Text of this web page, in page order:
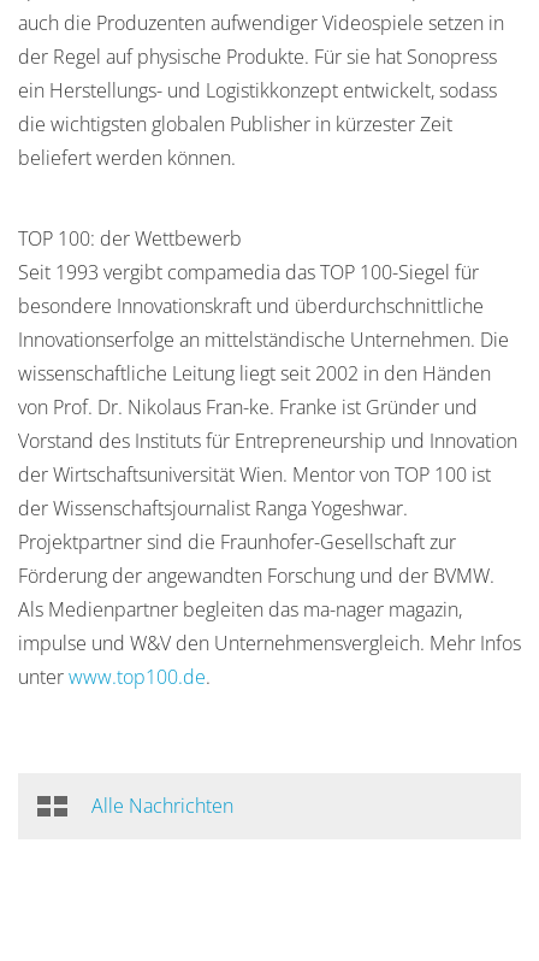
auch die Produzenten aufwendiger Videospiele setzen in
der Regel auf physische Produkte. Für sie hat Sonopress
ein Herstellungs- und Logistikkonzept entwickelt, sodass
die wichtigsten globalen Publisher in kürzester Zeit
beliefert werden können.
TOP 100: der Wettbewerb
Seit 1993 vergibt compamedia das TOP 100-Siegel für
besondere Innovationskraft und überdurchschnittliche
Innovationserfolge an mittelständische Unternehmen. Die
wissenschaftliche Leitung liegt seit 2002 in den Händen
von Prof. Dr. Nikolaus Fran-ke. Franke ist Gründer und
Vorstand des Instituts für Entrepreneurship und Innovation
der Wirtschaftsuniversität Wien. Mentor von TOP 100 ist
der Wissenschaftsjournalist Ranga Yogeshwar.
Projektpartner sind die Fraunhofer-Gesellschaft zur
Förderung der angewandten Forschung und der BVMW.
Als Medienpartner begleiten das ma-nager magazin,
impulse und W&V den Unternehmensvergleich. Mehr Infos
unterwww.top100.de.
Alle Nachrichten